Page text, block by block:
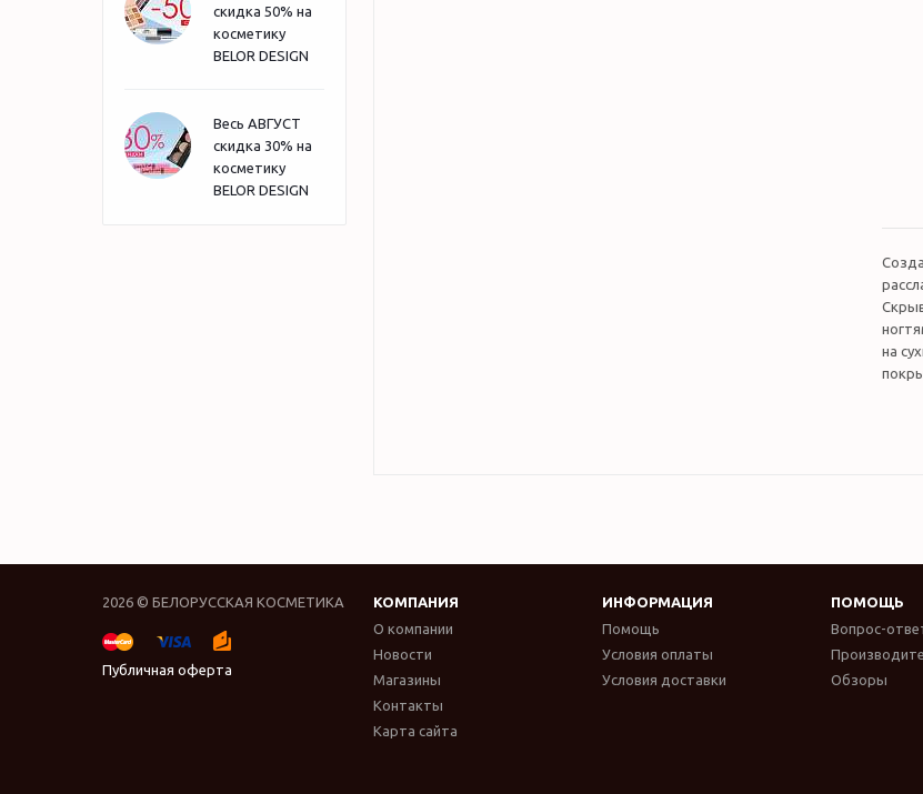
скидка 50% на
косметику
BELOR DESIGN
Весь АВГУСТ
скидка 30% на
косметику
BELOR DESIGN
на
2026 © БЕЛОРУССКАЯ КОСМЕТИКА
Публичная оферта
КОМПАНИЯ ИНФОРМАЦИЯ
ПОМОЩЬ
О компании
Новости
Магазины
Контакты
Карта сайта
Помощь
Условия оплаты
Условия доставки
Вопрос-
Обзоры